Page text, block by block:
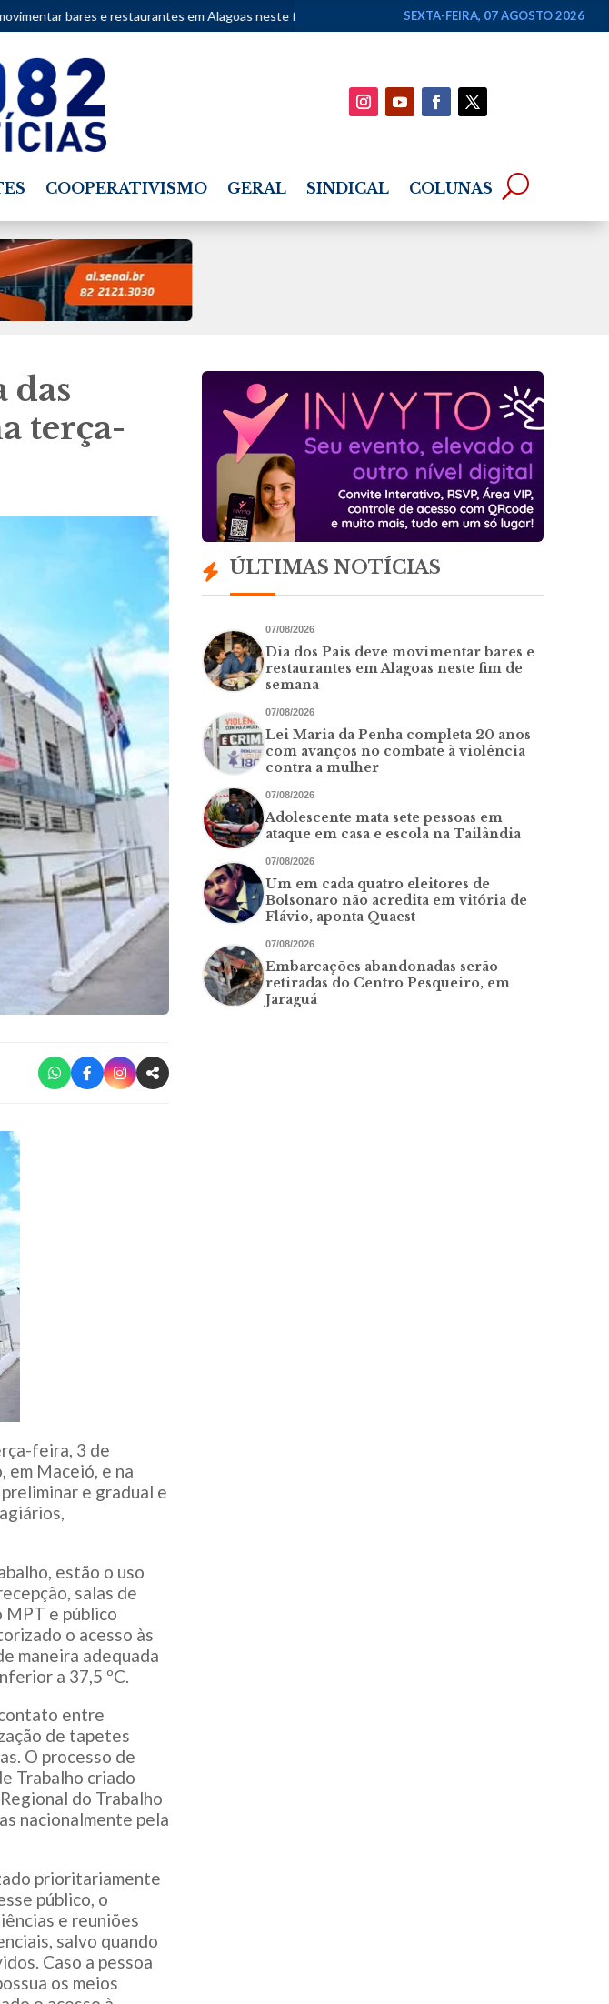
em Alagoas neste fim de semana • Lei Maria da Penha completa 20 anos com avanços
SEXTA-FEIRA, 07 AGOSTO 2026
COOPERATIVISMO GERAL SINDICAL COLUNAS
das
terça-
feira, 3 de
em Maceió, e na
e gradual e
estão o uso
salas de
e público
o acesso às
maneira adequada
a 37,5 ºC.
entre
de tapetes
O processo de
Trabalho criado
do Trabalho
nacionalmente pela
prioritariamente
público, o
e reuniões
salvo quando
Caso a pessoa
os meios
ÚLTIMAS NOTÍCIAS
07/08/2026
Dia dos Pais deve movimentar bares e
restaurantes em Alagoas neste fim de
semana
07/08/2026
Lei Maria da Penha completa 20 anos
com avanços no combate à violência
contra a mulher
07/08/2026
Adolescente mata sete pessoas em
ataque em casa e escola na Tailândia
07/08/2026
Um em cada quatro eleitores de
Bolsonaro não acredita em vitória de
Flávio, aponta Quaest
07/08/2026
Embarcações abandonadas serão
retiradas do Centro Pesqueiro, em
Jaraguá